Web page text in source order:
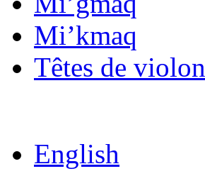
Mi’kmaq
Têtes de violon
English